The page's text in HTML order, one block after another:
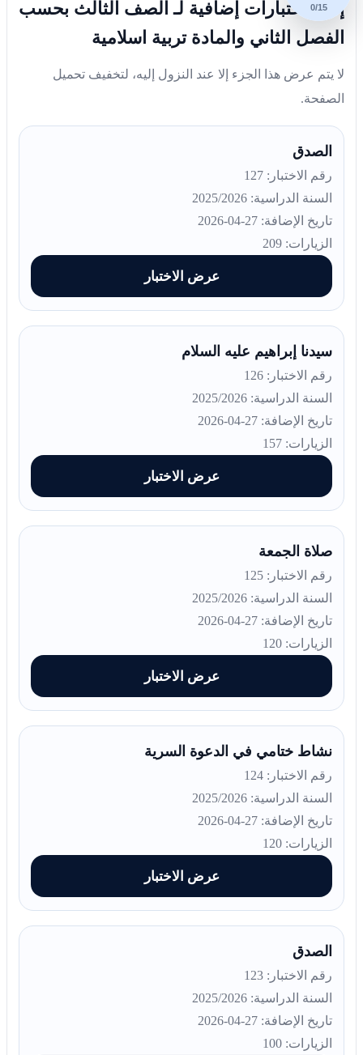
0/15
إليك اختبارات إضافية لـ الصف الثالث بحسب
الفصل الثاني والمادة تربية اسلامية
لا يتم عرض هذا الجزء إلا عند النزول إليه، لتخفيف تحميل
الصفحة.
الصدق
رقم الاختبار: 127
السنة الدراسية: 2025/2026
تاريخ الإضافة: 27-04-2026
الزيارات: 209
عرض الاختبار
سيدنا إبراهيم عليه السلام
رقم الاختبار: 126
السنة الدراسية: 2025/2026
تاريخ الإضافة: 27-04-2026
الزيارات: 157
عرض الاختبار
صلاة الجمعة
رقم الاختبار: 125
السنة الدراسية: 2025/2026
تاريخ الإضافة: 27-04-2026
الزيارات: 120
عرض الاختبار
نشاط ختامي في الدعوة السرية
رقم الاختبار: 124
السنة الدراسية: 2025/2026
تاريخ الإضافة: 27-04-2026
الزيارات: 120
عرض الاختبار
الصدق
رقم الاختبار: 123
السنة الدراسية: 2025/2026
تاريخ الإضافة: 27-04-2026
الزيارات: 100